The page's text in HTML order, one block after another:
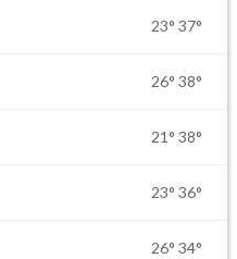
23° 37°
26° 38°
21° 38°
23° 36°
26° 34°